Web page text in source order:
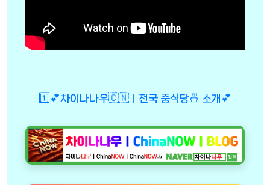
1️⃣💕차이나나우🇨🇳ㅣ전국 중식당🍜 소개💕